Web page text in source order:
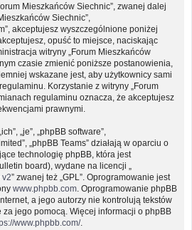
Mieszkańców Siechnic”, zwanej dalej
Siechnic”,
akceptujesz wyszczególnione poniżej
opuść to miejsce, naciskając
witryny „Forum Mieszkańców
czasie zmienić poniższe postanowienia,
wskazane jest, aby użytkownicy sami
Korzystanie z witryny „Forum
regulaminu oznacza, że akceptujesz
prawnymi.
„je”, „phpBB software”,
„phpBB Teams” działają w oparciu o
technologię phpBB, która jest
board), wydane na licencji „
v2” zwanej też „GPL”. Oprogramowanie jest
www.phpbb.com . Oprogramowanie phpBB
a jego autorzy nie kontrolują tekstów
jego pomocą. Więcej informacji o phpBB
www.phpbb.com/.